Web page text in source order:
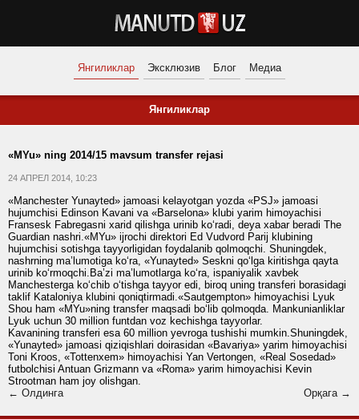
Янгиликлар Эксклюзив Блог Медиа
Янгиликлар
«MYu» ning 2014/15 mavsum transfer rejasi
24 АПРЕЛ 2014, 10:23
«Manchester Yunayted» jamoasi kelayotgan yozda «PSJ» jamoasi
hujumchisi Edinson Kavani va «Barselona» klubi yarim himoyachisi
Fransesk Fabregasni xarid qilishga urinib ko‘radi, deya xabar beradi The
Guardian nashri.«MYu» ijrochi direktori Ed Vudvord Parij klubining
hujumchisi sotishga tayyorligidan foydalanib qolmoqchi. Shuningdek,
nashrning ma’lumotiga ko‘ra, «Yunayted» Seskni qo‘lga kiritishga qayta
urinib ko‘rmoqchi.Ba’zi ma’lumotlarga ko‘ra, ispaniyalik xavbek
Manchesterga ko‘chib o‘tishga tayyor edi, biroq uning transferi borasidagi
taklif Kataloniya klubini qoniqtirmadi.«Sautgempton» himoyachisi Lyuk
Shou ham «MYu»ning transfer maqsadi bo‘lib qolmoqda. Mankunianliklar
Lyuk uchun 30 million funtdan voz kechishga tayyorlar.
Kavanining transferi esa 60 million yevroga tushishi mumkin.Shuningdek,
«Yunayted» jamoasi qiziqishlari doirasidan «Bavariya» yarim himoyachisi
Toni Kroos, «Tottenxem» himoyachisi Yan Vertongen, «Real Sosedad»
futbolchisi Antuan Grizmann va «Roma» yarim himoyachisi Kevin
Strootman ham joy olishgan.
← Олдинга
Орқага →